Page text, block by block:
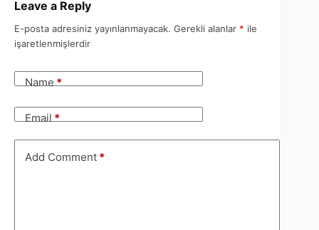
Leave a Reply
E-posta adresiniz yayınlanmayacak. Gerekli alanlar * ile
işaretlenmişlerdir
Name*
Email*
Add Comment *